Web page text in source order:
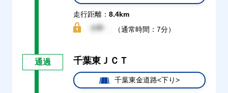
走行距離： 8.4km
（通常時間：7分）
通過 千葉東ＪＣＴ
千葉東金道路<下り>